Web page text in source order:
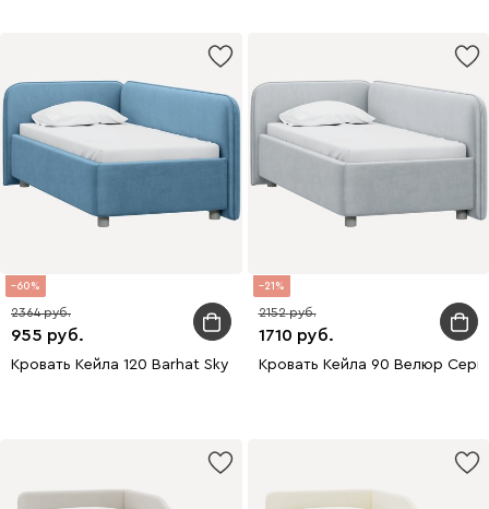
60
955
2364
Кровать Кейла 120 Barhat Sky уценка
21
1710
2152
Кровать Кейла 90 Велюр